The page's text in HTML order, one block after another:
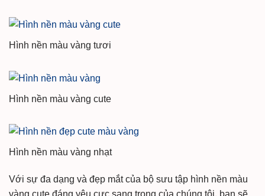
Hình nền màu vàng tươi
Hình nền màu vàng cute
Hình nền màu vàng nhạt
Với sự đa dạng và đẹp mắt của bộ sưu tập hình nền màu